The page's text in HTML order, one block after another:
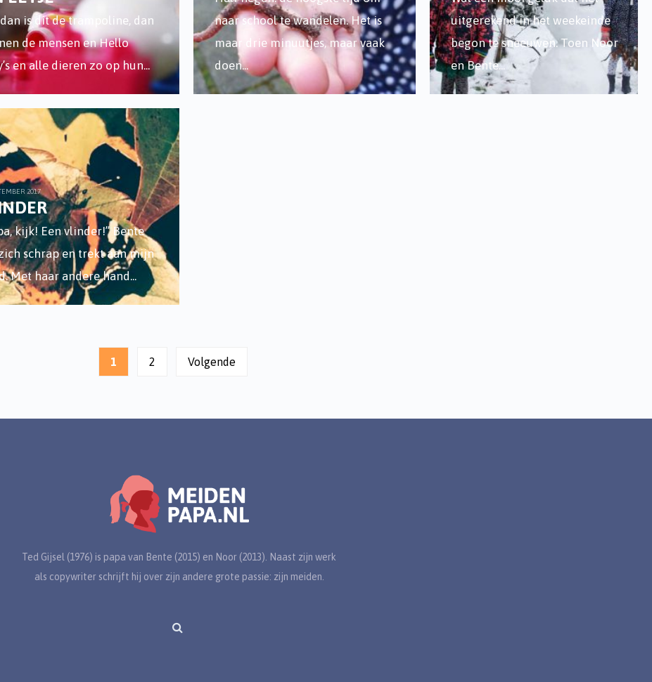
dan is dit de trampoline, dan
de mensen en Hello
en alle dieren zo op hun...
naar school te wandelen. Het is
maar drie minuutjes, maar vaak
doen...
uitgerekend in het weekeinde
begon te sneeuwen. Toen Noor
en Bente...
2017
kijk! Een vlinder!” Bente
schrap en trekt aan mijn
Met haar andere hand...
1 2 Volgende
Ted Gijsel (1976) is papa van Bente (2015) en Noor (2013). Naast zijn werk
als copywriter schrijft hij over zijn andere grote passie: zijn meiden.